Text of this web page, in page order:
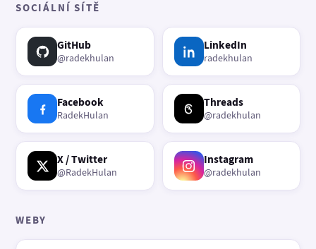
SOCIÁLNÍ SÍTĚ
GitHub
@radekhulan
LinkedIn
radekhulan
Facebook
RadekHulan
Threads
@radekhulan
X / Twitter
@RadekHulan
Instagram
@radekhulan
WEBY